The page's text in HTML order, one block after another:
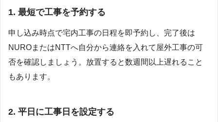
1. 最短で工事を予約する
申し込み時点で宅内工事の日程を即予約し、完了後は
NUROまたはNTTへ自分から連絡を入れて屋外工事の可
否を確認しましょう。放置すると数週間以上遅れること
もあります。
2. 平日に工事日を設定する